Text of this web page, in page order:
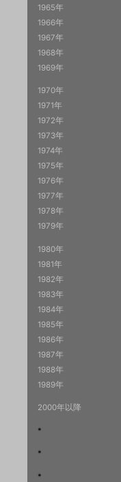
1965年
1966年
1967年
1968年
1969年
1970年
1971年
1972年
1973年
1974年
1975年
1976年
1977年
1978年
1979年
1980年
1981年
1982年
1983年
1984年
1985年
1986年
1987年
1988年
1989年
2000年以降
*
*
*